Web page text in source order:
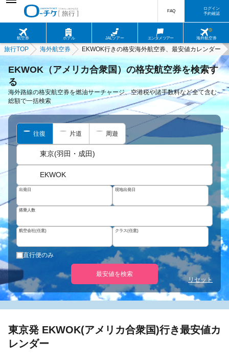
航空券 ホテル JALツアー エンタメツアー 海外航空券
FAQ
ログイン
予約確認
旅行TOP 海外航空券 EKWOK行きの格安海外航空券、最安値カレンダー
EKWOK（アメリカ合衆国）の格安航空券を検索す
る
海外路線の格安航空券を燃油サーチャージ、空港税や諸手数料など全て含む
総額で一括検索
往復 片道 周遊
東京(羽田・成田)
EKWOK
出発日 現地出発日
搭乗人数
航空会社(任意) クラス(任意)
直行便のみ
最安値を検索
リセット
東京発 EKWOK(アメリカ合衆国)行き最安値カ
レンダー